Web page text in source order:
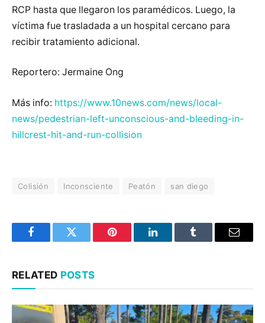
RCP hasta que llegaron los paramédicos. Luego, la
víctima fue trasladada a un hospital cercano para
recibir tratamiento adicional.
Reportero: Jermaine Ong
Más info: https://www.10news.com/news/local-
news/pedestrian-left-unconscious-and-bleeding-in-
hillcrest-hit-and-run-collision
Colisión Inconsciente Peatón san diego
FacebookTwitter Pinterest LinkedInTumblr Email
RELATED POSTS